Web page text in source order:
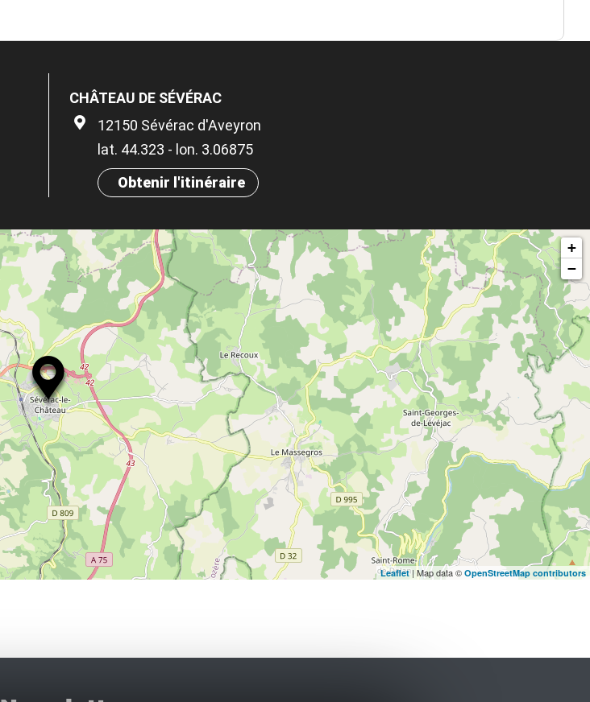
CHÂTEAU DE SÉVÉRAC
12150 Sévérac d'Aveyron
lat. 44.323 - lon. 3.06875
Obtenir l'itinéraire
+
−
Leaflet| Map data © OpenStreetMap contributors